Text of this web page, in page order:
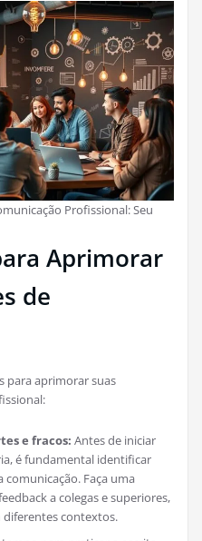
Profissional: Seu
Aprimorar
de
para aprimorar suas
e fracos: Antes de iniciar
é fundamental identificar
Faça uma
a colegas e superiores,
diferentes contextos.